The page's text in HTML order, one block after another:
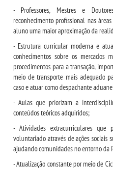
- Professores, Mestres e
reconhecimento profissional nas
aluno uma maior aproximação da
- Estrutura curricular moderna e
conhecimentos sobre os mercados
procedimentos para a transação,
meio de transporte mais adequado
caso e atuar como despachante
- Aulas que priorizam a
conteúdos teóricos adquiridos;
- Atividades extracurriculares
voluntariado através de ações sociais
ajudando comunidades no entorno da
- Atualização constante por meio de